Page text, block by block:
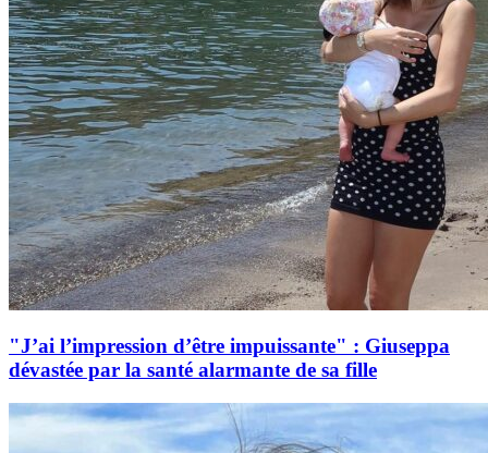
"J’ai l’impression d’être impuissante" : Giuseppa
dévastée par la santé alarmante de sa fille